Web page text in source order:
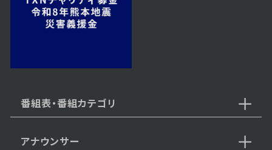
番組表・番組カテゴリ
アナウンサー